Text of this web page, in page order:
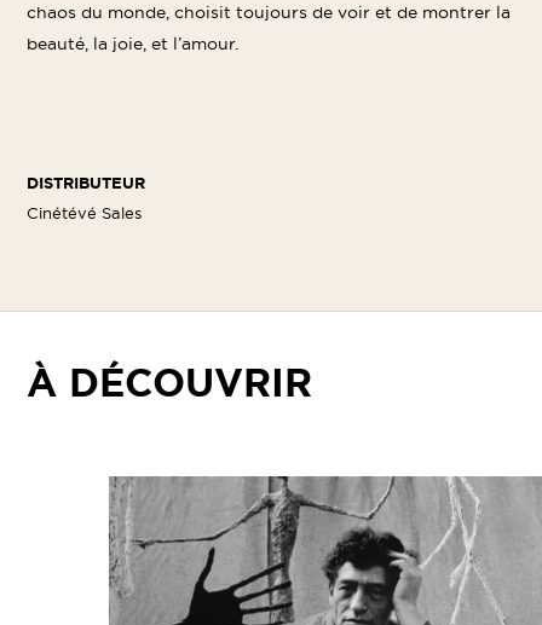
chaos du monde, choisit toujours de voir et de montrer la
beauté, la joie, et l’amour.
DISTRIBUTEUR
Cinétévé Sales
À DÉCOUVRIR